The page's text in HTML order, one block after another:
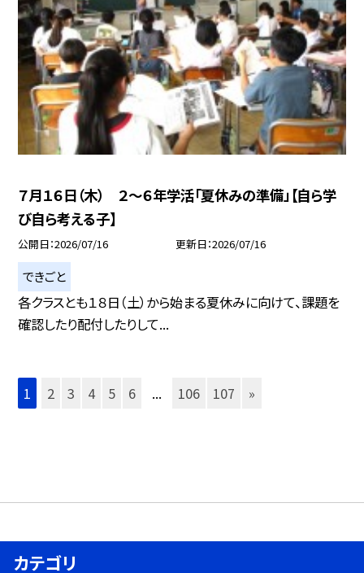
７月１６日（木） ２～６年学活「夏休みの準備」【自ら学
び自ら考える子】
公開日 2026/07/16 更新日 2026/07/16
できごと
各クラスとも１８日（土）から始まる夏休みに向けて、課題を
確認したり配付したりして...
1 2 3 4 5 6 ... 106 107 »
カテゴリ